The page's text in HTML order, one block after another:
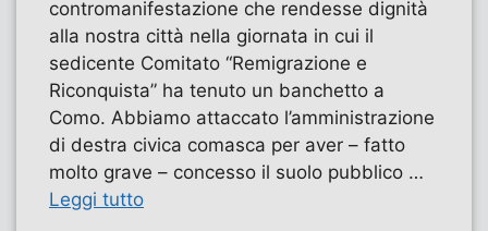
contromanifestazione che rendesse dignità
alla nostra città nella giornata in cui il
sedicente Comitato “Remigrazione e
Riconquista” ha tenuto un banchetto a
Como. Abbiamo attaccato l’amministrazione
di destra civica comasca per aver – fatto
molto grave – concesso il suolo pubblico …
Leggi tutto